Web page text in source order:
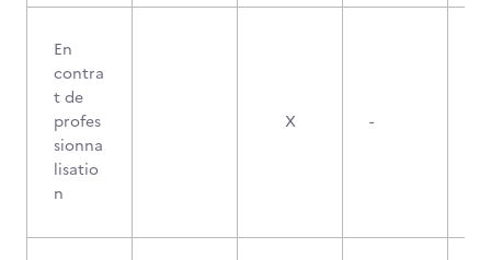
En
contra
t de
profes
sionna
lisatio
n
X -